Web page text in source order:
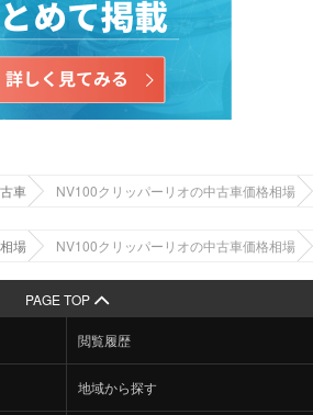
車 NV100クリッパーリオの中古車価格相場
場 NV100クリッパーリオの中古車価格相場
PAGE TOP
閲覧履歴
地域から探す